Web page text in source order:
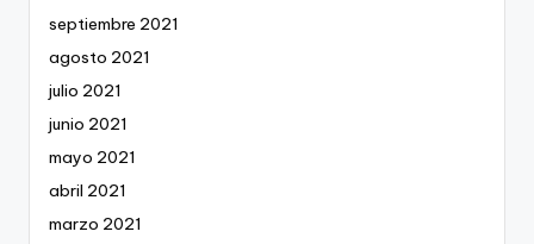
septiembre 2021
agosto 2021
julio 2021
junio 2021
mayo 2021
abril 2021
marzo 2021